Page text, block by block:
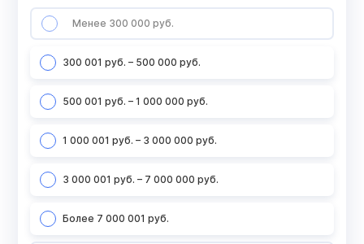
Менее 300 000 руб.
300 001 руб. – 500 000 руб.
500 001 руб. – 1 000 000 руб.
1 000 001 руб. – 3 000 000 руб.
3 000 001 руб. – 7 000 000 руб.
Более 7 000 001 руб.